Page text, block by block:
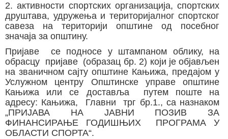
2. активности спортских организација, спортских
друштава, удружења и територијалног спортског
савеза на територији општине од посебног
значаја за општину.
Пријаве се подносе у штампаном облику, на
обрасцу пријаве (образац бр. 2) који је објављен
на званичном сајту општине Кањижа, предајом у
Услужном центру Општинске управе општине
Кањижа или се доставља путем поште на
адресу: Кањижа, Главни трг бр.1., са назнаком
„ПРИЈАВА НА ЈАВНИ ПОЗИВ ЗА
ФИНАНСИРАЊЕ ГОДИШЊИХ ПРОГРАМА У
ОБЛАСТИ СПОРТА“.